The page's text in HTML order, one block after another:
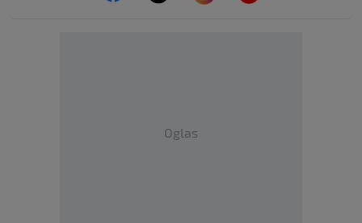
Oglas